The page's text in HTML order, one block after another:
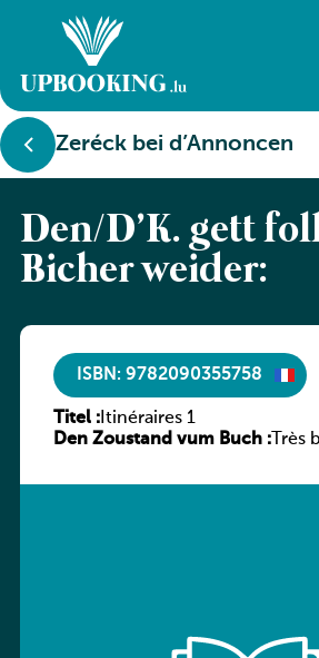
Zeréck bei d’Annoncen
Den/D’K. gëtt
Bicher weider:
ISBN: 9782090355758
Titel :Itinéraires 1
Den Zoustand vum Buch :Très